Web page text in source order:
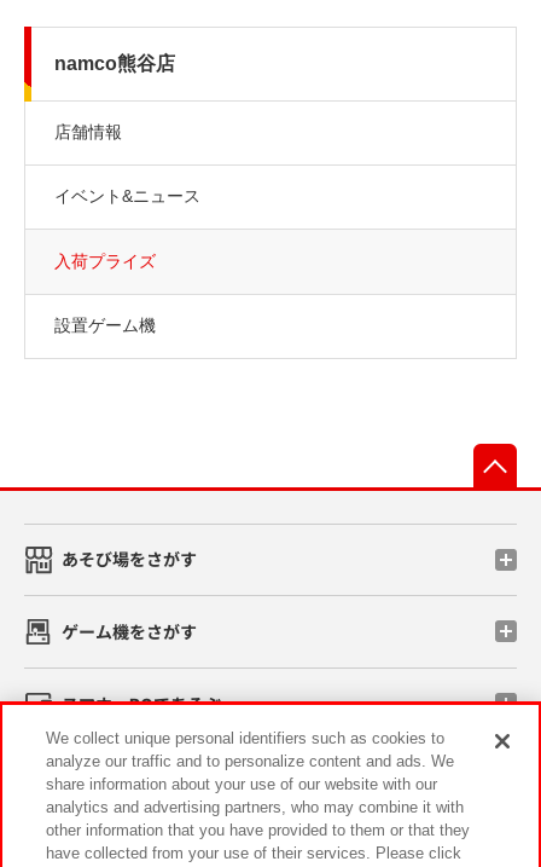
namco熊谷店
店舗情報
イベント&ニュース
入荷プライズ
設置ゲーム機
あそび場をさがす
ゲーム機をさがす
スマホ・PCであそぶ
イベント・キャンペーン
We collect unique personal identifiers such as cookies to
analyze our traffic and to personalize content and ads. We
share information about your use of our website with our
analytics and advertising partners, who may combine it with
other information that you have provided to them or that they
have collected from your use of their services. Please click